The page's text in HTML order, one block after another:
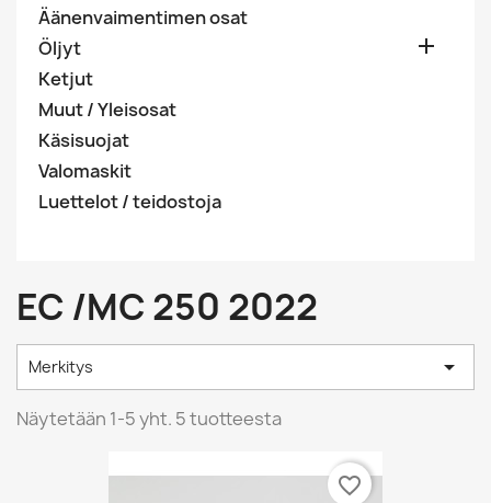
Äänenvaimentimen osat
Öljyt

Ketjut
Muut / Yleisosat
Käsisuojat
Valomaskit
Luettelot / teidostoja
EC /MC 250 2022
Merkitys 
Näytetään 1-5 yht. 5 tuotteesta
favorite_border